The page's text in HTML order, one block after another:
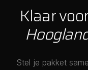
Klaar voor
Stel je pakket